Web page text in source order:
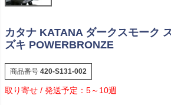
カタナ KATANA ダークスモーク
ズキ POWERBRONZE
商品番号 420-S131-002
5～10週